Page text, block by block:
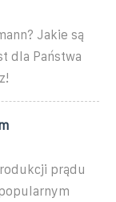
Jakie są
dla Państwa
prądu